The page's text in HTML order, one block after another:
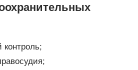
контроль;